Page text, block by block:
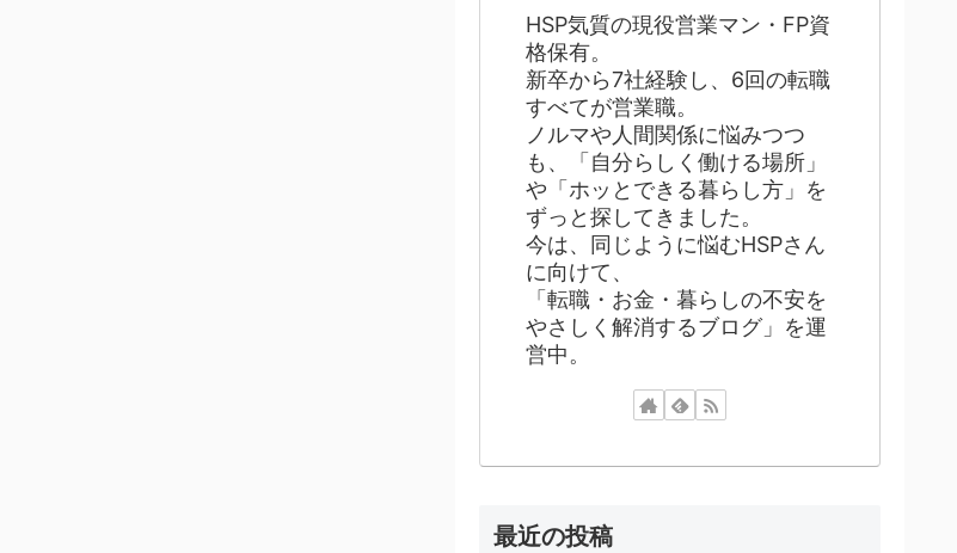
HSP気質の現役営業マン・FP資
格保有。
新卒から7社経験し、6回の転職
すべてが営業職。
ノルマや人間関係に悩みつつ
も、「自分らしく働ける場所」
や「ホッとできる暮らし方」を
ずっと探してきました。
今は、同じように悩むHSPさん
に向けて、
「転職・お金・暮らしの不安を
やさしく解消するブログ」を運
営中。
最近の投稿